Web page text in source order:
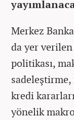
Merkez
da yer
politikası,
sadeleştirme,
kredi
yönelik